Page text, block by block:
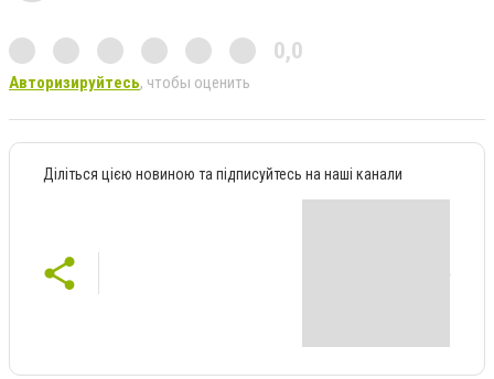
0,0
Авторизируйтесь, чтобы оценить
Діліться цією новиною та підписуйтесь на наші канали